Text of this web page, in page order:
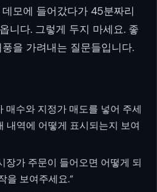
모에 들어갔다가 45분짜리
니다. 그렇게 두지 마세요. 좋
을 가려내는 질문들입니다.
매수와 지정가 매도를 넣어 주세
내역에 어떻게 표시되는지 보여
장가 주문이 들어오면 어떻게 되
을 보여주세요.”